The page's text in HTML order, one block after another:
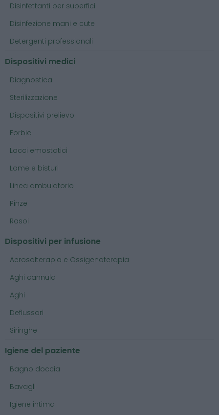
Disinfettanti per superfici
Disinfezione mani e cute
Detergenti professionali
Dispositivi medici
Diagnostica
Sterilizzazione
Dispositivi prelievo
Forbici
Lacci emostatici
Lame e bisturi
Linea ambulatorio
Pinze
Rasoi
Dispositivi per infusione
Aerosolterapia e Ossigenoterapia
Aghi cannula
Aghi
Deflussori
Siringhe
Igiene del paziente
Bagno doccia
Bavagli
Igiene intima